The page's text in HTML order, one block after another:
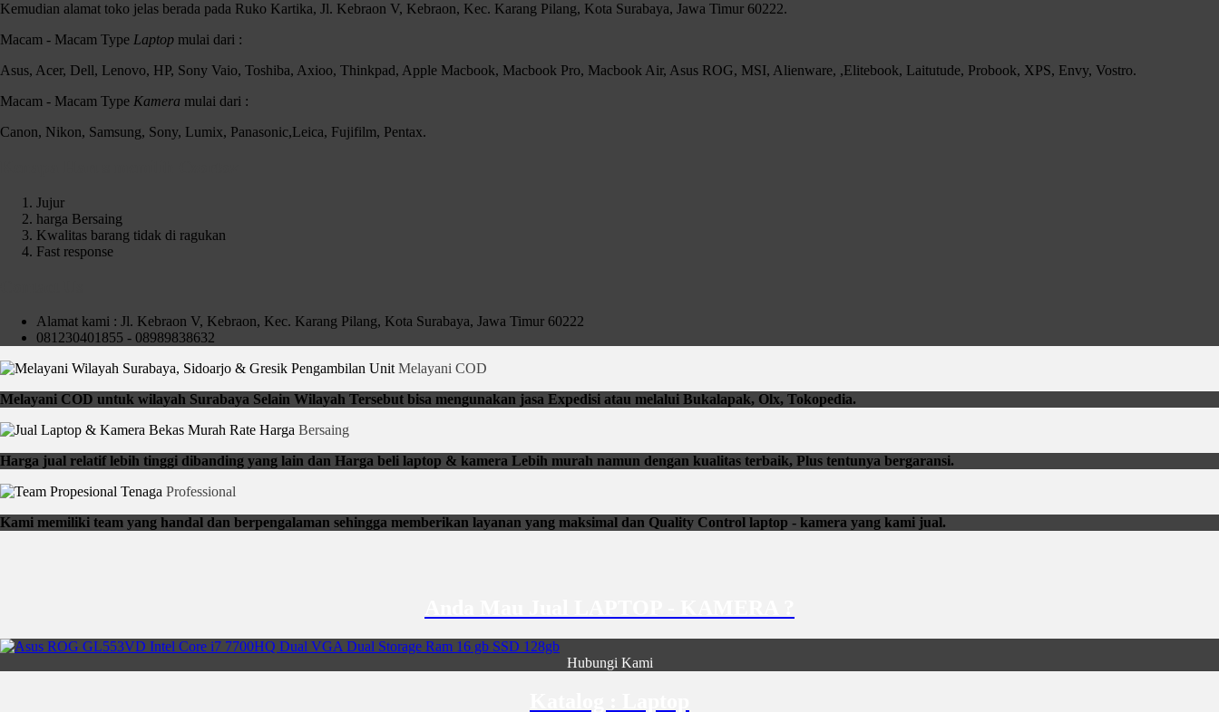
Kemudian alamat toko jelas berada pada Ruko Kartika, Jl. Kebraon V, Kebraon, Kec. Karang Pilang, Kota Surabaya, Jawa Timur 60222.
Macam - Macam Type Laptop mulai dari :
Asus, Acer, Dell, Lenovo, HP, Sony Vaio, Toshiba, Axioo, Thinkpad, Apple Macbook, Macbook Pro, Macbook Air, Asus ROG, MSI, Alienware, ,Elitebook, Laitutude, Probook, XPS, Envy, Vostro.
Macam - Macam Type Kamera mulai dari :
Canon, Nikon, Samsung, Sony, Lumix, Panasonic,Leica, Fujifilm, Pentax.
Jujur
harga Bersaing
Kwalitas barang tidak di ragukan
Fast response
Alamat kami : Jl. Kebraon V, Kebraon, Kec. Karang Pilang, Kota Surabaya, Jawa Timur 60222
081230401855 - 08989838632
Pengambilan Unit Melayani COD
Melayani COD untuk wilayah Surabaya Selain Wilayah Tersebut bisa mengunakan jasa Expedisi atau melalui Bukalapak, Olx, Tokopedia.
Rate Harga Bersaing
Harga jual relatif lebih tinggi dibanding yang lain dan Harga beli laptop & kamera Lebih murah namun dengan kualitas terbaik, Plus tentunya bergaransi.
Tenaga Professional
Kami memiliki team yang handal dan berpengalaman sehingga memberikan layanan yang maksimal dan Quality Control laptop - kamera yang kami jual.
Hubungi Kami